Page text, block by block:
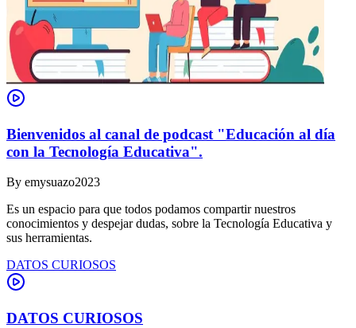
Bienvenidos al canal de podcast "Educación al día
con la Tecnología Educativa".
By emysuazo2023
Es un espacio para que todos podamos compartir nuestros
conocimientos y despejar dudas, sobre la Tecnología Educativa y
sus herramientas.
DATOS CURIOSOS
DATOS CURIOSOS